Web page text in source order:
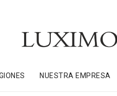
NUESTRA EMPRESA